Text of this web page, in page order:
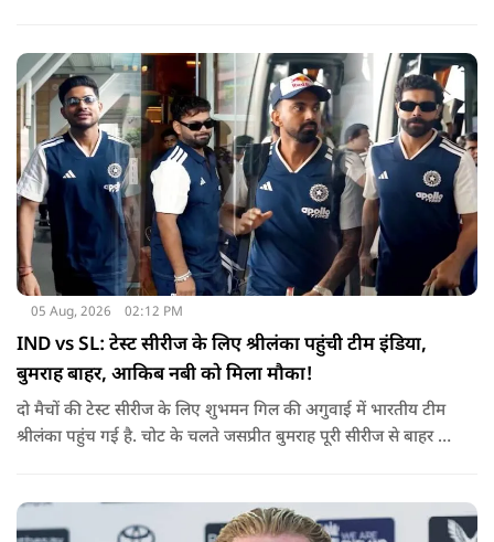
05 Aug, 2026 02:12 PM
IND vs SL: टेस्ट सीरीज के लिए श्रीलंका पहुंची टीम इंडिया,
बुमराह बाहर, आकिब नबी को मिला मौका!
दो मैचों की टेस्ट सीरीज के लिए शुभमन गिल की अगुवाई में भारतीय टीम
श्रीलंका पहुंच गई है. चोट के चलते जसप्रीत बुमराह पूरी सीरीज से बाहर हो